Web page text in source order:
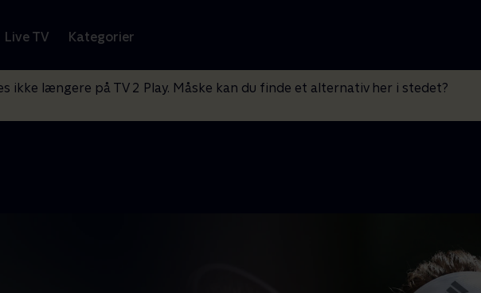
Live TV Kategorier
ikke længere på TV 2 Play. Måske kan du finde et alternativ her i stedet?